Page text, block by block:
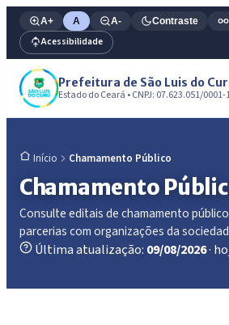
A+ A A- Contraste
Acessibilidade
Prefeitura de São Luis do
Estado do Ceará • CNPJ: 07.623.051/0001-
Início Chamamento Público
Chamamento
Consulte editais de chamamento
parcerias com organizações da
Última atualização: 09/08/2026·